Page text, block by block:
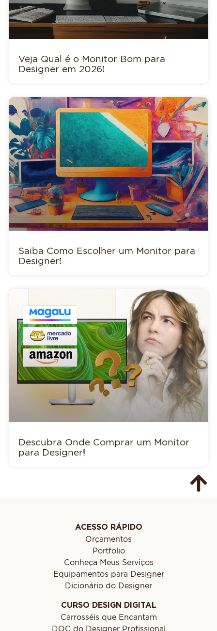
Veja Qual é o Monitor Bom para
Designer em 2026!
Saiba Como Escolher um Monitor para
Designer!
Descubra Onde Comprar um Monitor
para Designer!
ACESSO RÁPIDO
Orçamentos
Portfolio
Conheça Meus Serviços
Equipamentos para Designer
Dicionário do Designer
CURSO DESIGN DIGITAL
Carrosséis que Encantam
DOC do Designer Profissional